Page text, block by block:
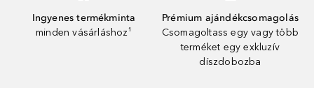
Ingyenes termékminta
minden vásárláshoz¹
Prémium ajándékcsomagolás
Csomagoltass egy vagy több
terméket egy exkluzív
díszdobozba